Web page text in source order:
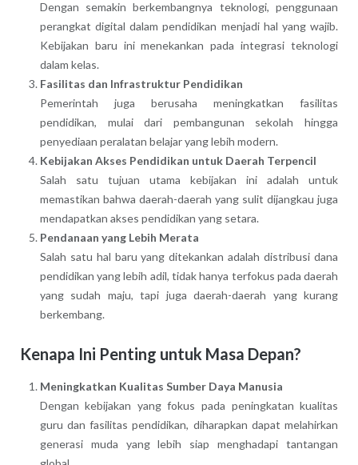
Dengan semakin berkembangnya teknologi, penggunaan
perangkat digital dalam pendidikan menjadi hal yang wajib.
Kebijakan baru ini menekankan pada integrasi teknologi
dalam kelas.
Fasilitas dan Infrastruktur Pendidikan
Pemerintah juga berusaha meningkatkan fasilitas
pendidikan, mulai dari pembangunan sekolah hingga
penyediaan peralatan belajar yang lebih modern.
Kebijakan Akses Pendidikan untuk Daerah Terpencil
Salah satu tujuan utama kebijakan ini adalah untuk
memastikan bahwa daerah-daerah yang sulit dijangkau juga
mendapatkan akses pendidikan yang setara.
Pendanaan yang Lebih Merata
Salah satu hal baru yang ditekankan adalah distribusi dana
pendidikan yang lebih adil, tidak hanya terfokus pada daerah
yang sudah maju, tapi juga daerah-daerah yang kurang
berkembang.
Kenapa Ini Penting untuk Masa Depan?
Meningkatkan Kualitas Sumber Daya Manusia
Dengan kebijakan yang fokus pada peningkatan kualitas
guru dan fasilitas pendidikan, diharapkan dapat melahirkan
generasi muda yang lebih siap menghadapi tantangan